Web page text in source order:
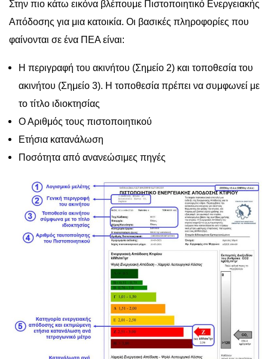
Στην πιο κάτω εικόνα βλέπουμε Πιστοποιητικό Ενεργειακής
Απόδοσης για μια κατοικία. Οι βασικές πληροφορίες που
φαίνονται σε ένα ΠΕΑ είναι:
Η περιγραφή του ακινήτου (Σημείο 2) και τοποθεσία του
ακινήτου (Σημείο 3). Η τοποθεσία πρέπει να συμφωνεί με
το τίτλο ιδιοκτησίας
Ο Αριθμός τους πιστοποιητικού
Ετήσια κατανάλωση
Ποσότητα από ανανεώσιμες πηγές